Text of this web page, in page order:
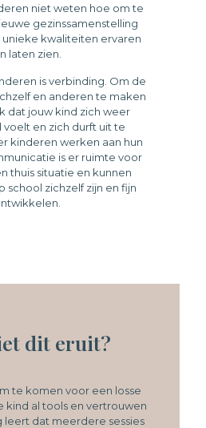
niet weten hoe om te
gezinssamenstelling
unieke kwaliteiten ervaren
laten zien.
is verbinding. Om de
en anderen te maken
dat jouw kind zich weer
en zich durft uit te
kinderen werken aan hun
is er ruimte voor
thuis situatie en kunnen
school zichzelf zijn en fijn
dit eruit?
te komen voor een losse
kind al tools en vertrouwen
leert dat meerdere sessies